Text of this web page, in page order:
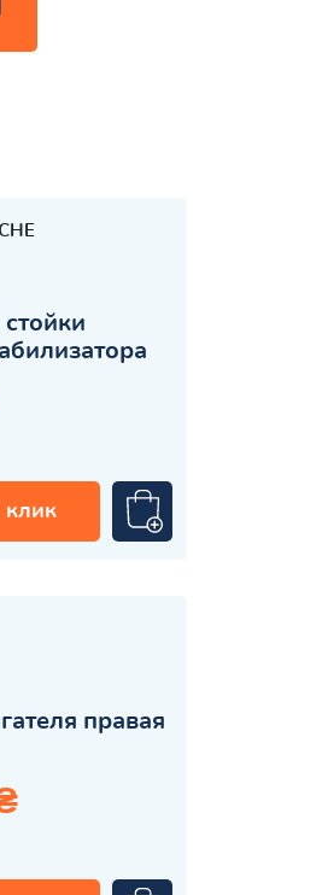
клик
правая